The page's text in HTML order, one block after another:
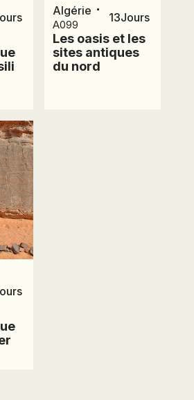
Algérie ⋅
A099
13Jours
Les oasis et les
sites antiques
du nord